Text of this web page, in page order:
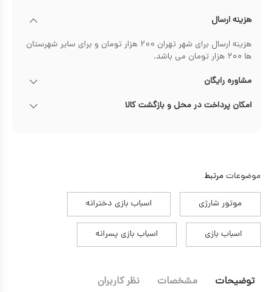
هزینه ارسال
هزینه ارسال برای شهر تهران ۲۰۰ هزار تومان و برای سایر شهرستان
ها ۲۰۰ هزار تومان می باشد.
مشاوره رایگان
امکان پرداخت در محل و بازگشت کالا
موضوعات مرتبط
موتور شارژی اسباب بازی دخترانه
اسباب بازی اسباب بازی پسرانه
توضیحات مشخصات نظر کاربران